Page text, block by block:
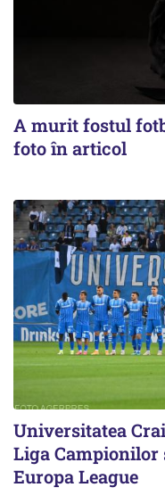
A murit fostul
foto în articol
Universitatea
Liga
Europa League